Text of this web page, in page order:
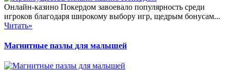
Онлайн-казино Покердом завоевало популярность среди
игроков благодаря широкому выбору игр, щедрым бонусам...
Читать»
Магнитные пазлы для малышей